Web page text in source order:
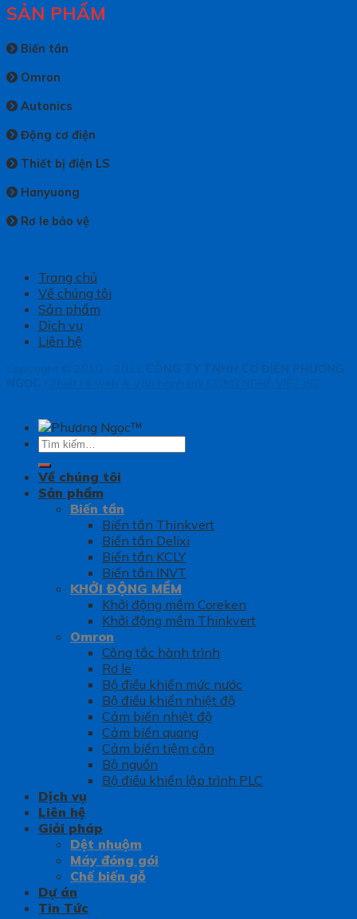
SẢN PHẨM
Biến tần
Omron
Autonics
Động cơ điện
Thiết bị điện LS
Hanyuong
Rơ le bảo vệ
Trang chủ
Về chúng tôi
Sản phẩm
Dịch vụ
Liên hệ
Copyright © 2010 - 2021 CÔNG TY TNHH CƠ ĐIỆN PHƯƠNG
NGỌC | Thiết kế web & Vận hành bởi CÔNG NGHỆ VIỆT JSC
Tìm
Về chúng tôi
Sản phẩm
Biến tần
Biến tần Thinkvert
Biến tần Delixi
Biến tần KCLY
Biến tần INVT
KHỞI ĐỘNG MỀM
Khởi động mềm Coreken
Khởi động mềm Thinkvert
Omron
Công tắc hành trình
Rơ le
Bộ điều khiển mức nước
Bộ điều khiển nhiệt độ
Cảm biến nhiệt độ
Cảm biến quang
Cảm biến tiệm cận
Bộ nguồn
Bộ điều khiển lập trình PLC
Dịch vụ
Liên hệ
Giải pháp
Dệt nhuộm
Máy đóng gói
Chế biến gỗ
Dự án
Tin Tức